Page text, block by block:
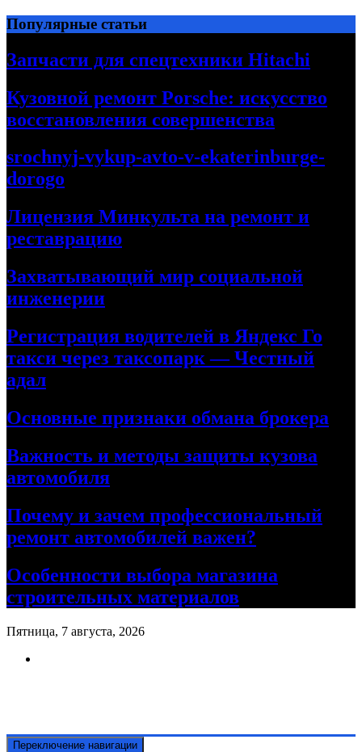
Перейти
к
содержимому
Популярные статьи
Запчасти для спецтехники Hitachi
Кузовной ремонт Porsche: искусство
восстановления совершенства
srochnyj-vykup-avto-v-ekaterinburge-
dorogo
Лицензия Минкульта на ремонт и
реставрацию
Захватывающий мир социальной
инженерии
Регистрация водителей в Яндекс Го
такси через таксопарк — Честный
адал
Основные признаки обмана брокера
Важность и методы защиты кузова
автомобиля
Почему и зачем профессиональный
ремонт автомобилей важен?
Особенности выбора магазина
строительных материалов
Пятница, 7 августа, 2026
Переключение навигации